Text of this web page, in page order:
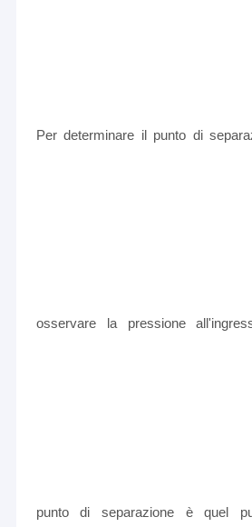
Per determinare il punto di
osservare la pressione
punto di separazione è quel